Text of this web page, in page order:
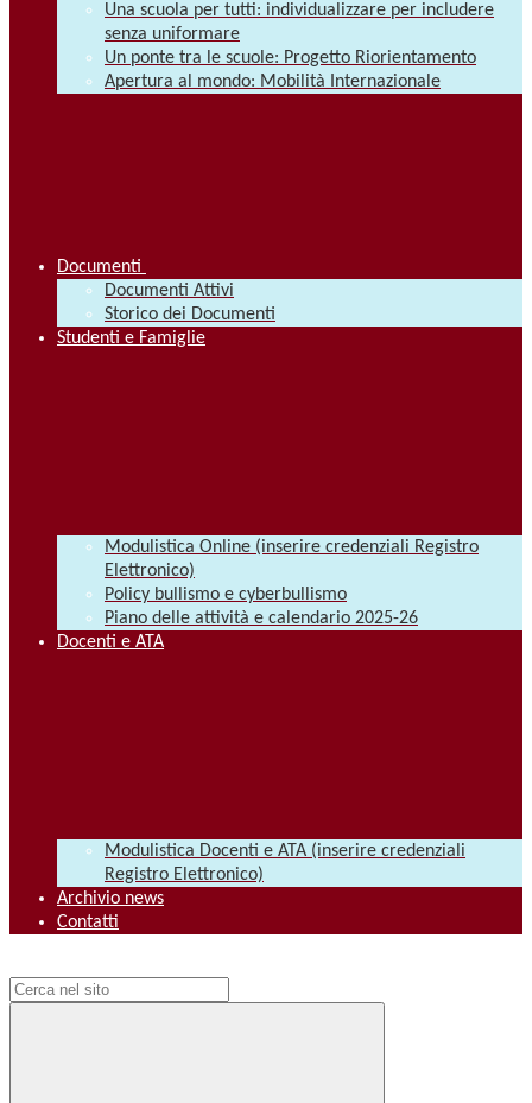
Una scuola per tutti: individualizzare per includere
senza uniformare
Un ponte tra le scuole: Progetto Riorientamento
Apertura al mondo: Mobilità Internazionale
Documenti
Documenti Attivi
Storico dei Documenti
Studenti e Famiglie
Modulistica Online (inserire credenziali Registro
Elettronico)
Policy bullismo e cyberbullismo
Piano delle attività e calendario 2025-26
Docenti e ATA
Modulistica Docenti e ATA (inserire credenziali
Registro Elettronico)
Archivio news
Contatti